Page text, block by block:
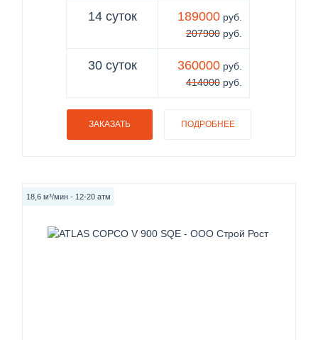
14 суток 189000 руб.
207900 руб.
30 суток 360000 руб.
414000 руб.
ЗАКАЗАТЬ ПОДРОБНЕЕ
18,6 м³/мин - 12-20 атм